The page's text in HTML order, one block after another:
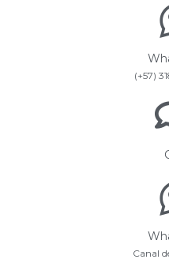
(+57)
Canal